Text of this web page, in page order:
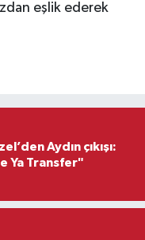
eşlik ederek
Aydın çıkışı:
Ya Transfer"